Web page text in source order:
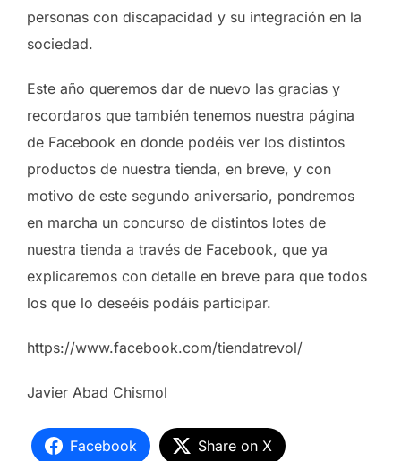
personas con discapacidad y su integración en la
sociedad.
Este año queremos dar de nuevo las gracias y
recordaros que también tenemos nuestra página
de Facebook en donde podéis ver los distintos
productos de nuestra tienda, en breve, y con
motivo de este segundo aniversario, pondremos
en marcha un concurso de distintos lotes de
nuestra tienda a través de Facebook, que ya
explicaremos con detalle en breve para que todos
los que lo deseéis podáis participar.
https://www.facebook.com/tiendatrevol/
Javier Abad Chismol
Facebook Share on X